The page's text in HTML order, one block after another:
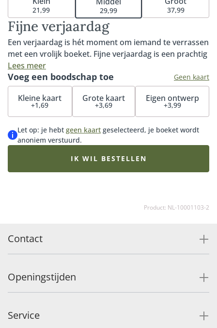
Fijne verjaardag
Een verjaardag is hét moment om iemand te verrassen
met een vrolijk boeket. Fijne verjaardag is een prachtig
boeket met roze en pasteltinten De opvallende
gerbera en roos maken van dit boeket een waar
plaatje om naar te kijken. Het perfecte cadeau om
iemand een fijne verjaardag mee te wensen. Tip: bestel
Lees meer
21,99 29,99 37,99
Voeg een boodschap toe Geen kaart
Kleine kaart
+1,69
Grote kaart
+3,69
Eigen ontwerp
+3,99
Let op: je hebt geen kaart geselecteerd, je boeket wordt
anoniem verstuurd.
IK WIL BESTELLEN
Product: NL-10001103-2
Contact
Openingstijden
Service